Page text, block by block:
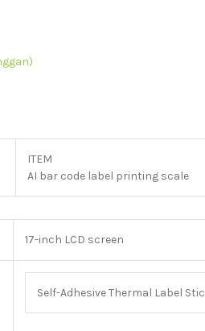
ITEM
AI bar code label printing scale
17-inch LCD screen
Self-Adhesive Thermal Label